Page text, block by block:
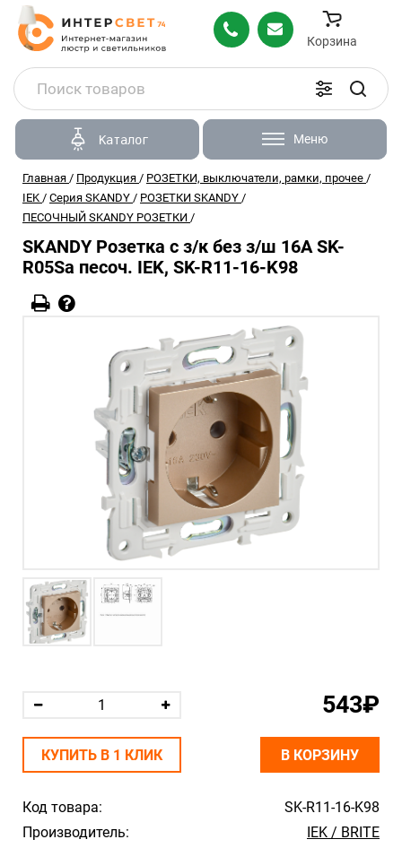
Корзина
Каталог Меню
Главная / Продукция / РОЗЕТКИ, выключатели, рамки, прочее /
IEK / Серия SKANDY / РОЗЕТКИ SKANDY /
ПЕСОЧНЫЙ SKANDY РОЗЕТКИ /
SKANDY Розетка с з/к без з/ш 16А SK-
R05Sa песоч. IEK, SK-R11-16-K98
Код товара:
SK-R11-16-K98
Производитель:
IEK / BRITE
543₽
КУПИТЬ В 1 КЛИК В КОРЗИНУ